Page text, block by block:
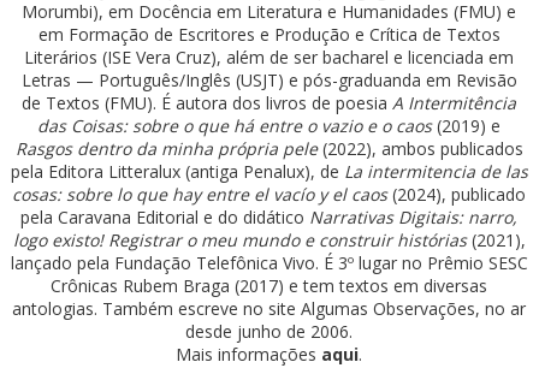
Morumbi), em Docência em Literatura e Humanidades (FMU) e
em Formação de Escritores e Produção e Crítica de Textos
Literários (ISE Vera Cruz), além de ser bacharel e licenciada em
Letras — Português/Inglês (USJT) e pós-graduanda em Revisão
de Textos (FMU). É autora dos livros de poesiaA Intermitência
das Coisas: sobre o que há entre o vazio e o caos(2019) e
Rasgos dentro da minha própria pele(2022), ambos publicados
pela Editora Litteralux (antiga Penalux), de La intermitencia de las
cosas: sobre lo que hay entre el vacío y el caos(2024), publicado
pela Caravana Editorial e do didático Narrativas Digitais: narro,
logo existo! Registrar o meu mundo e construir histórias(2021),
lançado pela Fundação Telefônica Vivo. É 3º lugar no Prêmio SESC
Crônicas Rubem Braga (2017) e tem textos em diversas
antologias. Também escreve no site Algumas Observações, no ar
desde junho de 2006.
Mais informações aqui.